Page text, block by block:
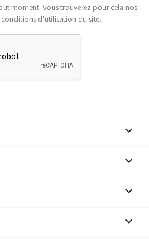
moment. Vous trouverez pour cela nos
d'utilisation du site.



keyboard_arrow_down